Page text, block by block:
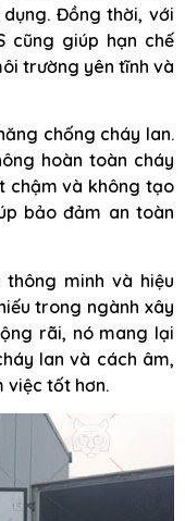
Đồng thời, với
cũng giúp hạn chế
trường yên tĩnh và
chống cháy lan.
hoàn toàn cháy
chậm và không tạo
bảo đảm an toàn
minh và hiệu
trong ngành xây
rãi, nó mang lại
lan và cách âm,
việc tốt hơn.